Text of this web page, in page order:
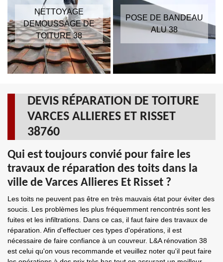
NETTOYAGE
DEMOUSSAGE DE
TOITURE 38
POSE DE BANDEAU
ALU 38
DEVIS RÉPARATION DE TOITURE
VARCES ALLIERES ET RISSET
38760
Qui est toujours convié pour faire les
travaux de réparation des toits dans la
ville de Varces Allieres Et Risset ?
Les toits ne peuvent pas être en très mauvais état pour éviter des
soucis. Les problèmes les plus fréquemment rencontrés sont les
fuites et les infiltrations. Dans ce cas, il faut faire des travaux de
réparation. Afin d'effectuer ces types d'opérations, il est
nécessaire de faire confiance à un couvreur. L&A rénovation 38
est celui qu'on vous recommande et veuillez noter qu'il peut faire